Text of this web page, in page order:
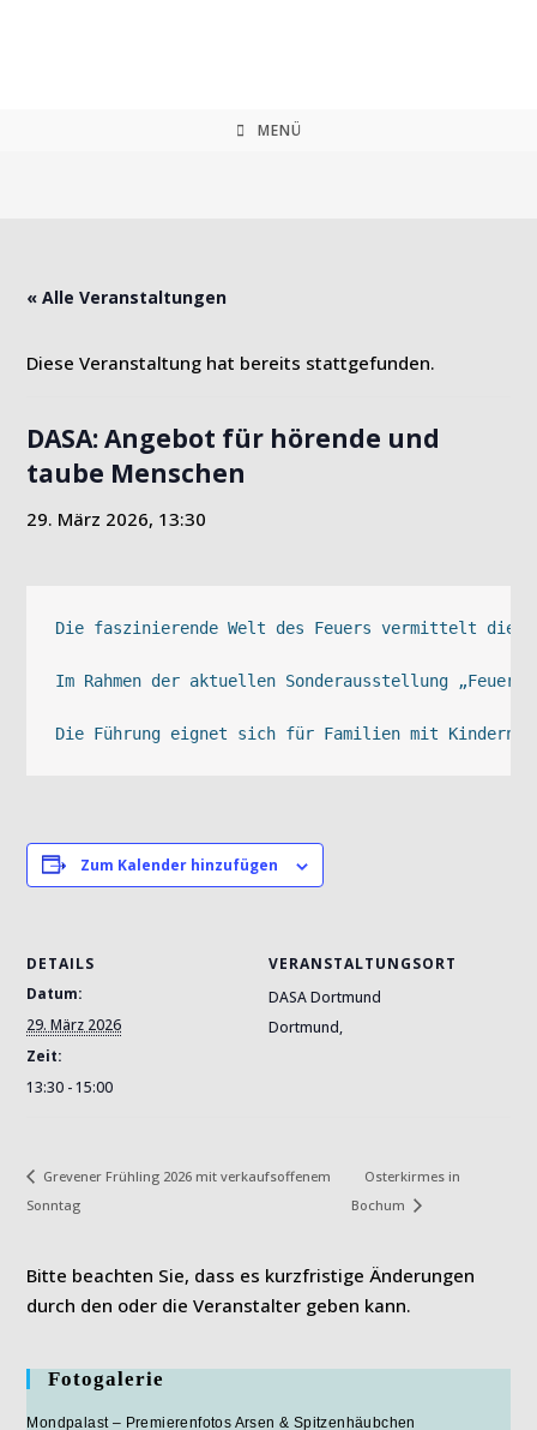
MENÜ
« Alle Veranstaltungen
Diese Veranstaltung hat bereits stattgefunden.
DASA: Angebot für hörende und
taube Menschen
29. März 2026, 13:30
Die faszinierende Welt des Feuers vermittelt die
Im Rahmen der aktuellen Sonderausstellung
Die Führung eignet sich für Familien mit Kindern
Zum Kalender hinzufügen
DETAILS
Datum:
29. März 2026
Zeit:
13:30 - 15:00
VERANSTALTUNGSORT
DASA Dortmund
Dortmund,
Grevener Frühling 2026 mit verkaufsoffenem
Sonntag
Osterkirmes in
Bochum
Bitte beachten Sie, dass es kurzfristige Änderungen
durch den oder die Veranstalter geben kann.
Fotogalerie
Mondpalast – Premierenfotos Arsen & Spitzenhäubchen